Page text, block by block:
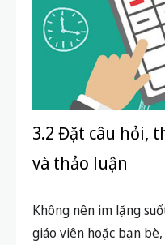
3.2 Đặt câu hỏi,
và thảo luận
Không nên im lặng
giáo viên hoặc bạn